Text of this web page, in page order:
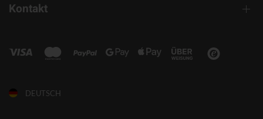
Kontakt
DEUTSCH